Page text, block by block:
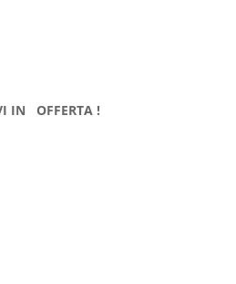
IN OFFERTA !